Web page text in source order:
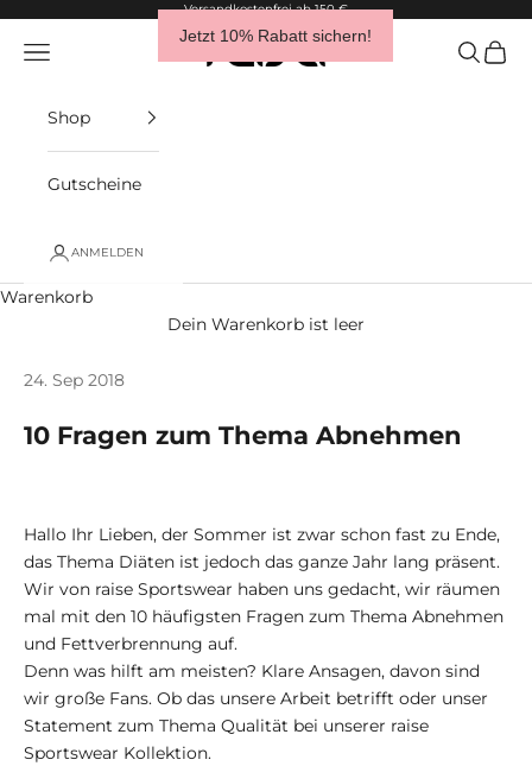
Zum Inhalt springen Versandkostenfrei ab 150 €
Navigationsmenü öffnen Suche
Shop
Gutscheine
ANMELDEN
Warenkorb
Dein Warenkorb ist leer
24. Sep 2018
10 Fragen zum Thema Abnehmen
Hallo Ihr Lieben, der Sommer ist zwar schon fast zu Ende,
das Thema Diäten ist jedoch das ganze Jahr lang präsent.
Wir von raise Sportswear haben uns gedacht, wir räumen
mal mit den 10 häufigsten Fragen zum Thema Abnehmen
und Fettverbrennung auf.
Denn was hilft am meisten? Klare Ansagen, davon sind
wir große Fans. Ob das unsere Arbeit betrifft oder unser
Statement zum Thema Qualität bei unserer raise
Sportswear Kollektion.
Jetzt 10% Rabatt sichern!